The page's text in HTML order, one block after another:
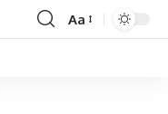
Font
Aa